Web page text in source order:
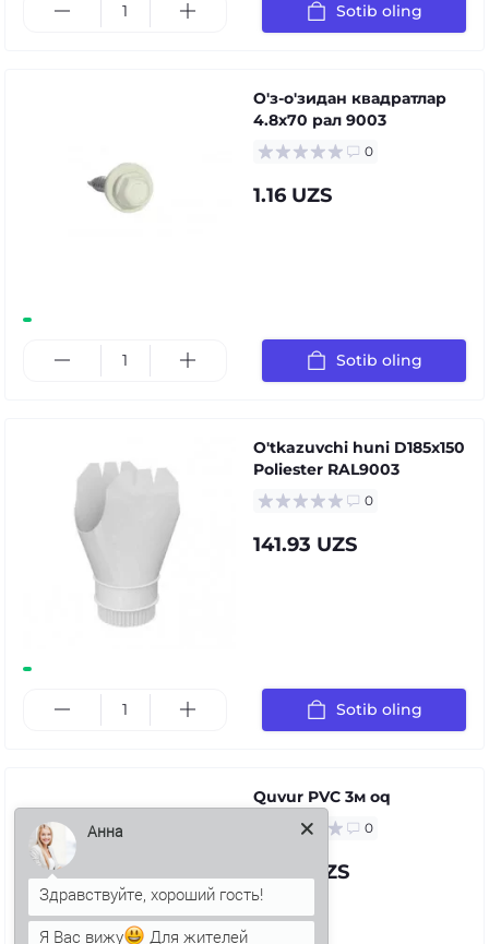
Sotib oling
О'з-о'зидан квадратлар
4.8x70 рал 9003
0
1.16 UZS
Sotib oling
O'tkazuvchi huni D185х150
Poliester RAL9003
0
141.93 UZS
Sotib oling
Quvur PVC 3м oq
0
71.94 UZS
Здравствуйте, хороший гость!